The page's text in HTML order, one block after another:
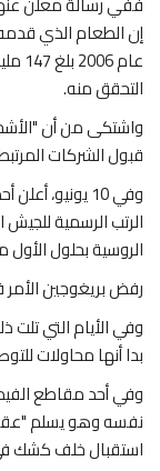
إن الطعام الذي
التحقق منه.
واشتكى من أن
قبول الشركات
وفي 10 يونيو،
الرتب الرسمية
الروسية بحلول الأول
رفض بريغوجين الأمر
وفي الأيام التي تلت
بدا أنها محاولات
نفسه وهو يسلم
استقبال خلف كشك